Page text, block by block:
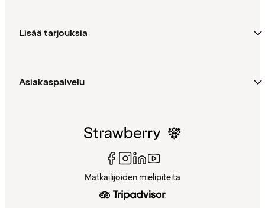
Lisää tarjouksia
Asiakaspalvelu
Matkailijoiden mielipiteitä